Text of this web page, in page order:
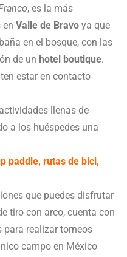
, es la más
en Valle de Bravo ya que
en el bosque, con las
de un hotel boutique.
estar en contacto
llenas de
a los huéspedes una
paddle, rutas de bici,
que puedes disfrutar
tiro con arco, cuenta con
realizar torneos
campo en México